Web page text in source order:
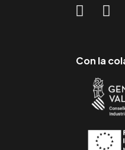
Con la